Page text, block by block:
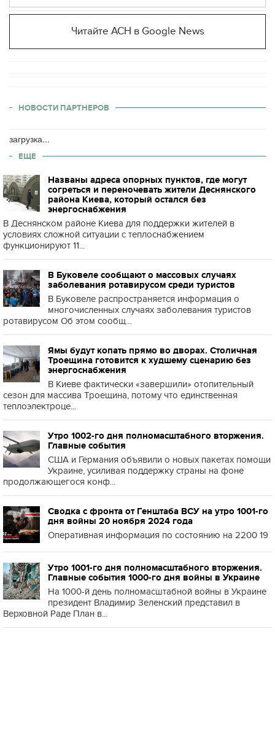
Читайте АСН в Google News
НОВОСТИ ПАРТНЕРОВ
загрузка...
ЕЩЕ
Названы адреса опорных пунктов, где могут
согреться и переночевать жители Деснянского
района Киева, который остался без
энергоснабжения
В Деснянском районе Киева для поддержки жителей в
условиях сложной ситуации с теплоснабжением
функционируют 11...
В Буковеле сообщают о массовых случаях
заболевания ротавирусом среди туристов
В Буковеле распространяется информация о
многочисленных случаях заболевания туристов
ротавирусом Об этом сообщ...
Ямы будут копать прямо во дворах. Столичная
Троещина готовится к худшему сценарию без
энергоснабжения
В Киеве фактически «завершили» отопительный
сезон для массива Троещина, потому что единственная
теплоэлектроце...
Утро 1002-го дня полномасштабного вторжения.
Главные события
США и Германия объявили о новых пакетах помощи
Украине, усиливая поддержку страны на фоне
продолжающегося конф...
Сводка с фронта от Генштаба ВСУ на утро 1001-го
дня войны 20 ноября 2024 года
Оперативная информация по состоянию на 2200 19
Утро 1001-го дня полномасштабного вторжения.
Главные события 1000-го дня войны в Украине
На 1000-й день полномасштабной войны в Украине
президент Владимир Зеленский представил в
Верховной Раде План в...